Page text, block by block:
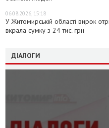
06.08.2026, 15:18
У Житомирській області вирок
вкрала сумку з 24 тис. грн
ДІАЛОГИ